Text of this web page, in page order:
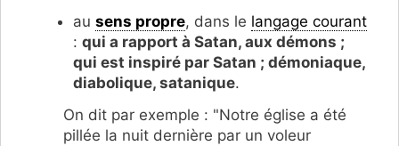
au sens propre, dans le langage courant
: qui a rapport à Satan, aux démons ;
qui est inspiré par Satan ; démoniaque,
diabolique, satanique.
On dit par exemple : "Notre église a été
pillée la nuit dernière par un voleur